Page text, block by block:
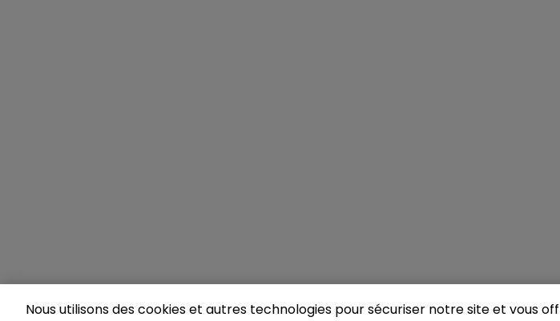
Nous utilisons des cookies et autres technologies pour sécuriser notre site et vous